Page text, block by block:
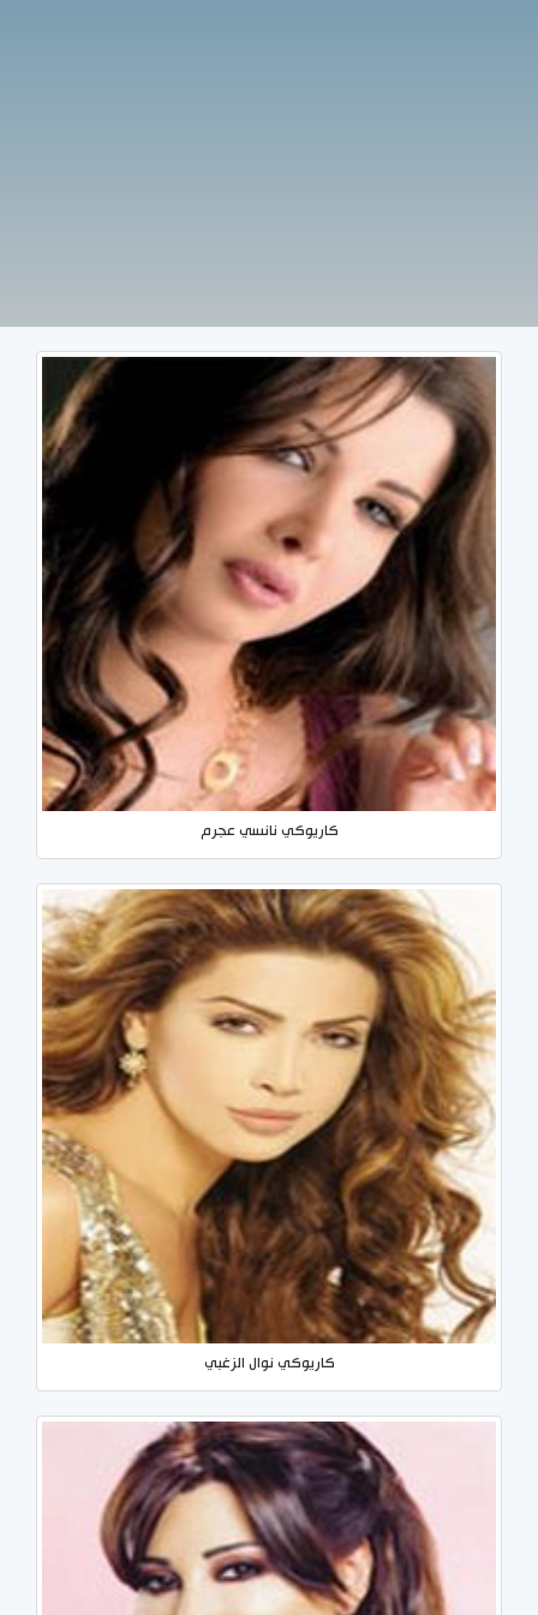
كاريوكي نانسي عجرم
كاريوكي نوال الزغبي